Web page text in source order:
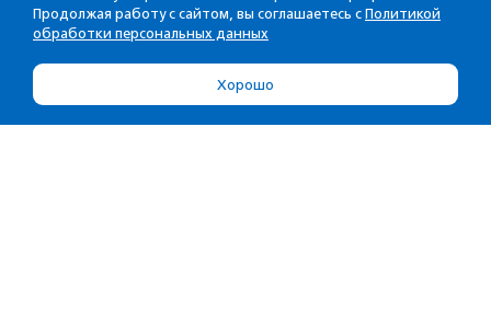
Продолжая работу с сайтом, вы соглашаетесь с Политикой
обработки персональных данных
Хорошо